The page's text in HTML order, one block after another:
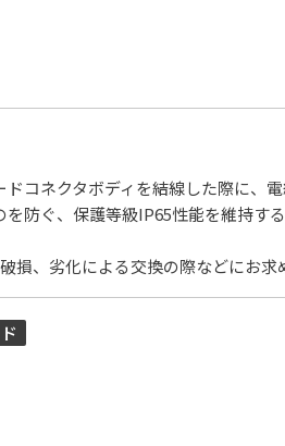
コネクタボディを結線した際に、
防ぐ、保護等級IP65性能を維持す
損、劣化による交換の際などにお求